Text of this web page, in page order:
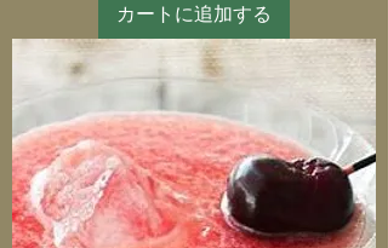
カートに追加する